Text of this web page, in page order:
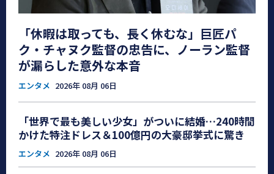
「休暇は取っても、長く休むな」巨匠パ
ク・チャヌク監督の忠告に、ノーラン監督
が漏らした意外な本音
エンタメ 2026年 08月 06日
「世界で最も美しい少女」がついに結婚…240時間
かけた特注ドレス＆100億円の大豪邸挙式に驚き
エンタメ 2026年 08月 06日